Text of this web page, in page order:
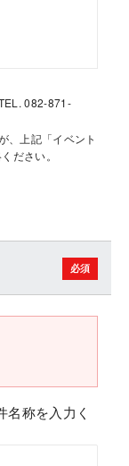
082-871-
、上記「イベント
ださい。
称を入力く